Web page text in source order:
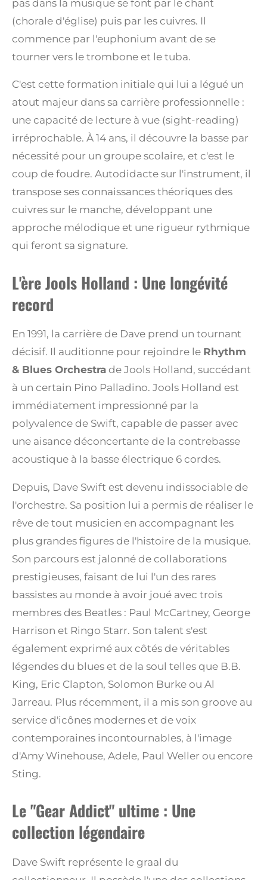
pas dans la musique se font par le chant
(chorale d'église) puis par les cuivres. Il
commence par l'euphonium avant de se
tourner vers le trombone et le tuba.
C'est cette formation initiale qui lui a légué un
atout majeur dans sa carrière professionnelle :
une capacité de lecture à vue (sight-reading)
irréprochable. À 14 ans, il découvre la basse par
nécessité pour un groupe scolaire, et c'est le
coup de foudre. Autodidacte sur l'instrument, il
transpose ses connaissances théoriques des
cuivres sur le manche, développant une
approche mélodique et une rigueur rythmique
qui feront sa signature.
L'ère Jools Holland : Une longévité
record
En 1991, la carrière de Dave prend un tournant
décisif. Il auditionne pour rejoindre le Rhythm
& Blues Orchestra de Jools Holland, succédant
à un certain Pino Palladino. Jools Holland est
immédiatement impressionné par la
polyvalence de Swift, capable de passer avec
une aisance déconcertante de la contrebasse
acoustique à la basse électrique 6 cordes.
Depuis, Dave Swift est devenu indissociable de
l'orchestre. Sa position lui a permis de réaliser le
rêve de tout musicien en accompagnant les
plus grandes figures de l'histoire de la musique.
Son parcours est jalonné de collaborations
prestigieuses, faisant de lui l'un des rares
bassistes au monde à avoir joué avec trois
membres des Beatles : Paul McCartney, George
Harrison et Ringo Starr. Son talent s'est
également exprimé aux côtés de véritables
légendes du blues et de la soul telles que B.B.
King, Eric Clapton, Solomon Burke ou Al
Jarreau. Plus récemment, il a mis son groove au
service d'icônes modernes et de voix
contemporaines incontournables, à l'image
d'Amy Winehouse, Adele, Paul Weller ou encore
Sting.
Le "Gear Addict" ultime : Une
collection légendaire
Dave Swift représente le graal du